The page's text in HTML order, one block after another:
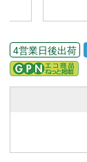
4営業日後出荷